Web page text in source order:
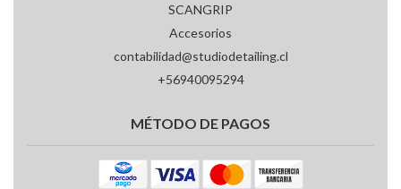
SCANGRIP
Accesorios
contabilidad@studiodetailing.cl
+56940095294
MÉTODO DE PAGOS